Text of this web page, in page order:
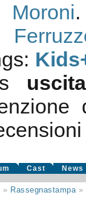
Moroni
Cast News
» Rassegnastampa»